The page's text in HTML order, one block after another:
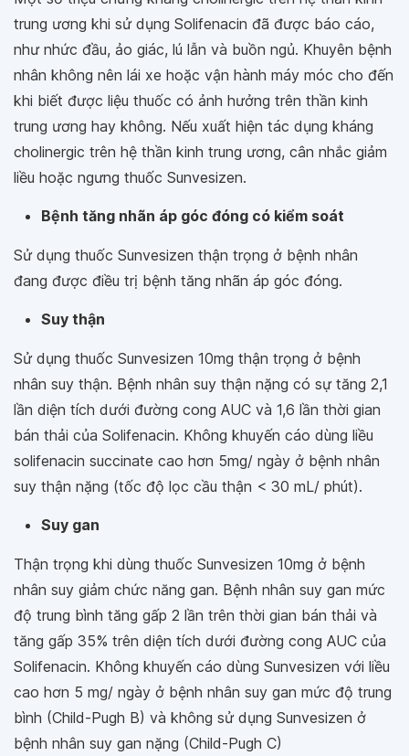
trung ương khi sử dụng Solifenacin đã được báo cáo,
như nhức đầu, ảo giác, lú lẫn và buồn ngủ. Khuyên bệnh
nhân không nên lái xe hoặc vận hành máy móc cho đến
khi biết được liệu thuốc có ảnh hưởng trên thần kinh
trung ương hay không. Nếu xuất hiện tác dụng kháng
cholinergic trên hệ thần kinh trung ương, cân nhắc giảm
liều hoặc ngưng thuốc Sunvesizen.
Bệnh tăng nhãn áp góc đóng có kiểm soát
Sử dụng thuốc Sunvesizen thận trọng ở bệnh nhân
đang được điều trị bệnh tăng nhãn áp góc đóng.
Suy thận
Sử dụng thuốc Sunvesizen 10mg thận trọng ở bệnh
nhân suy thận. Bệnh nhân suy thận nặng có sự tăng 2,1
lần diện tích dưới đường cong AUC và 1,6 lần thời gian
bán thải của Solifenacin. Không khuyến cáo dùng liều
solifenacin succinate cao hơn 5mg/ ngày ở bệnh nhân
suy thận nặng (tốc độ lọc cầu thận < 30 mL/ phút).
Suy gan
Thận trọng khi dùng thuốc Sunvesizen 10mg ở bệnh
nhân suy giảm chức năng gan. Bệnh nhân suy gan mức
độ trung bình tăng gấp 2 lần trên thời gian bán thải và
tăng gấp 35% trên diện tích dưới đường cong AUC của
Solifenacin. Không khuyến cáo dùng Sunvesizen với liều
cao hơn 5 mg/ ngày ở bệnh nhân suy gan mức độ trung
bình (Child-Pugh B) và không sử dụng Sunvesizen ở
bệnh nhân suy gan nặng (Child-Pugh C)